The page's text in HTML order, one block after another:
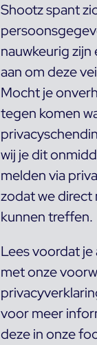
Shootz spant
nauwkeurig zijn
aan om deze
Mocht je
tegen komen
wij je dit
melden via
zodat we direct
kunnen treffen.
Lees voordat
met onze
voor meer
deze in onze